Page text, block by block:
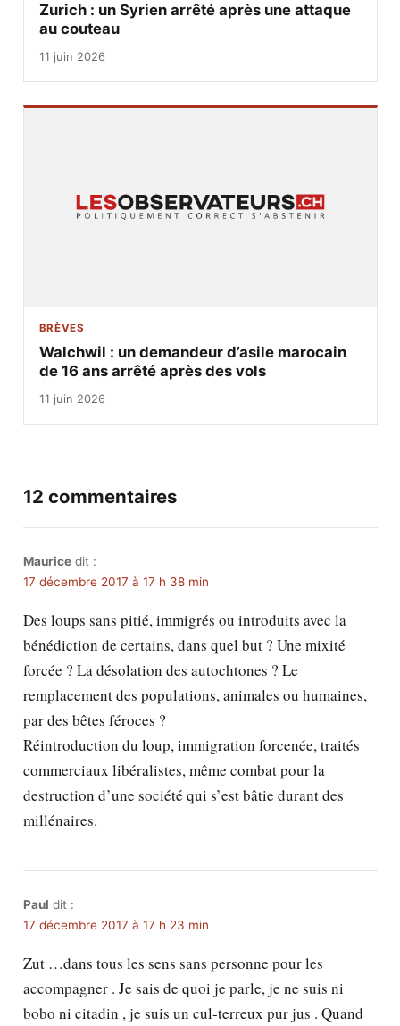
Zurich : un Syrien arrêté après une attaque
au couteau
11 juin 2026
BRÈVES
Walchwil : un demandeur d’asile marocain
de 16 ans arrêté après des vols
11 juin 2026
12 commentaires
Maurice dit :
17 décembre 2017 à 17 h 38 min
Des loups sans pitié, immigrés ou introduits avec la
bénédiction de certains, dans quel but ? Une mixité
forcée ? La désolation des autochtones ? Le
remplacement des populations, animales ou humaines,
par des bêtes féroces ?
Réintroduction du loup, immigration forcenée, traités
commerciaux libéralistes, même combat pour la
destruction d’une société qui s’est bâtie durant des
millénaires.
Paul dit :
17 décembre 2017 à 17 h 23 min
Zut …dans tous les sens sans personne pour les
accompagner . Je sais de quoi je parle, je ne suis ni
bobo ni citadin , je suis un cul-terreux pur jus . Quand